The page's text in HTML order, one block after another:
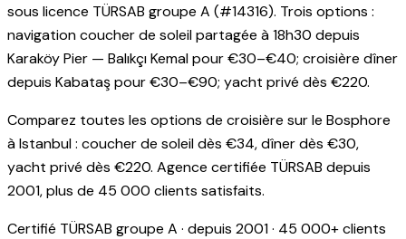
sous licence TÜRSAB groupe A (#14316). Trois options :
navigation coucher de soleil partagée à 18h30 depuis
Karaköy Pier — Balıkçı Kemal pour €30–€40; croisière dîner
depuis Kabataş pour €30–€90; yacht privé dès €220.
Comparez toutes les options de croisière sur le Bosphore
à Istanbul : coucher de soleil dès €34, dîner dès €30,
yacht privé dès €220. Agence certifiée TÜRSAB depuis
2001, plus de 45 000 clients satisfaits.
Certifié TÜRSAB groupe A · depuis 2001 · 45 000+ clients